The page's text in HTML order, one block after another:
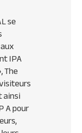
se
IPA
The
ainsi
A pour